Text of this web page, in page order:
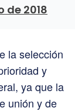
de 2018
la selección
y
ya que la
unión y de